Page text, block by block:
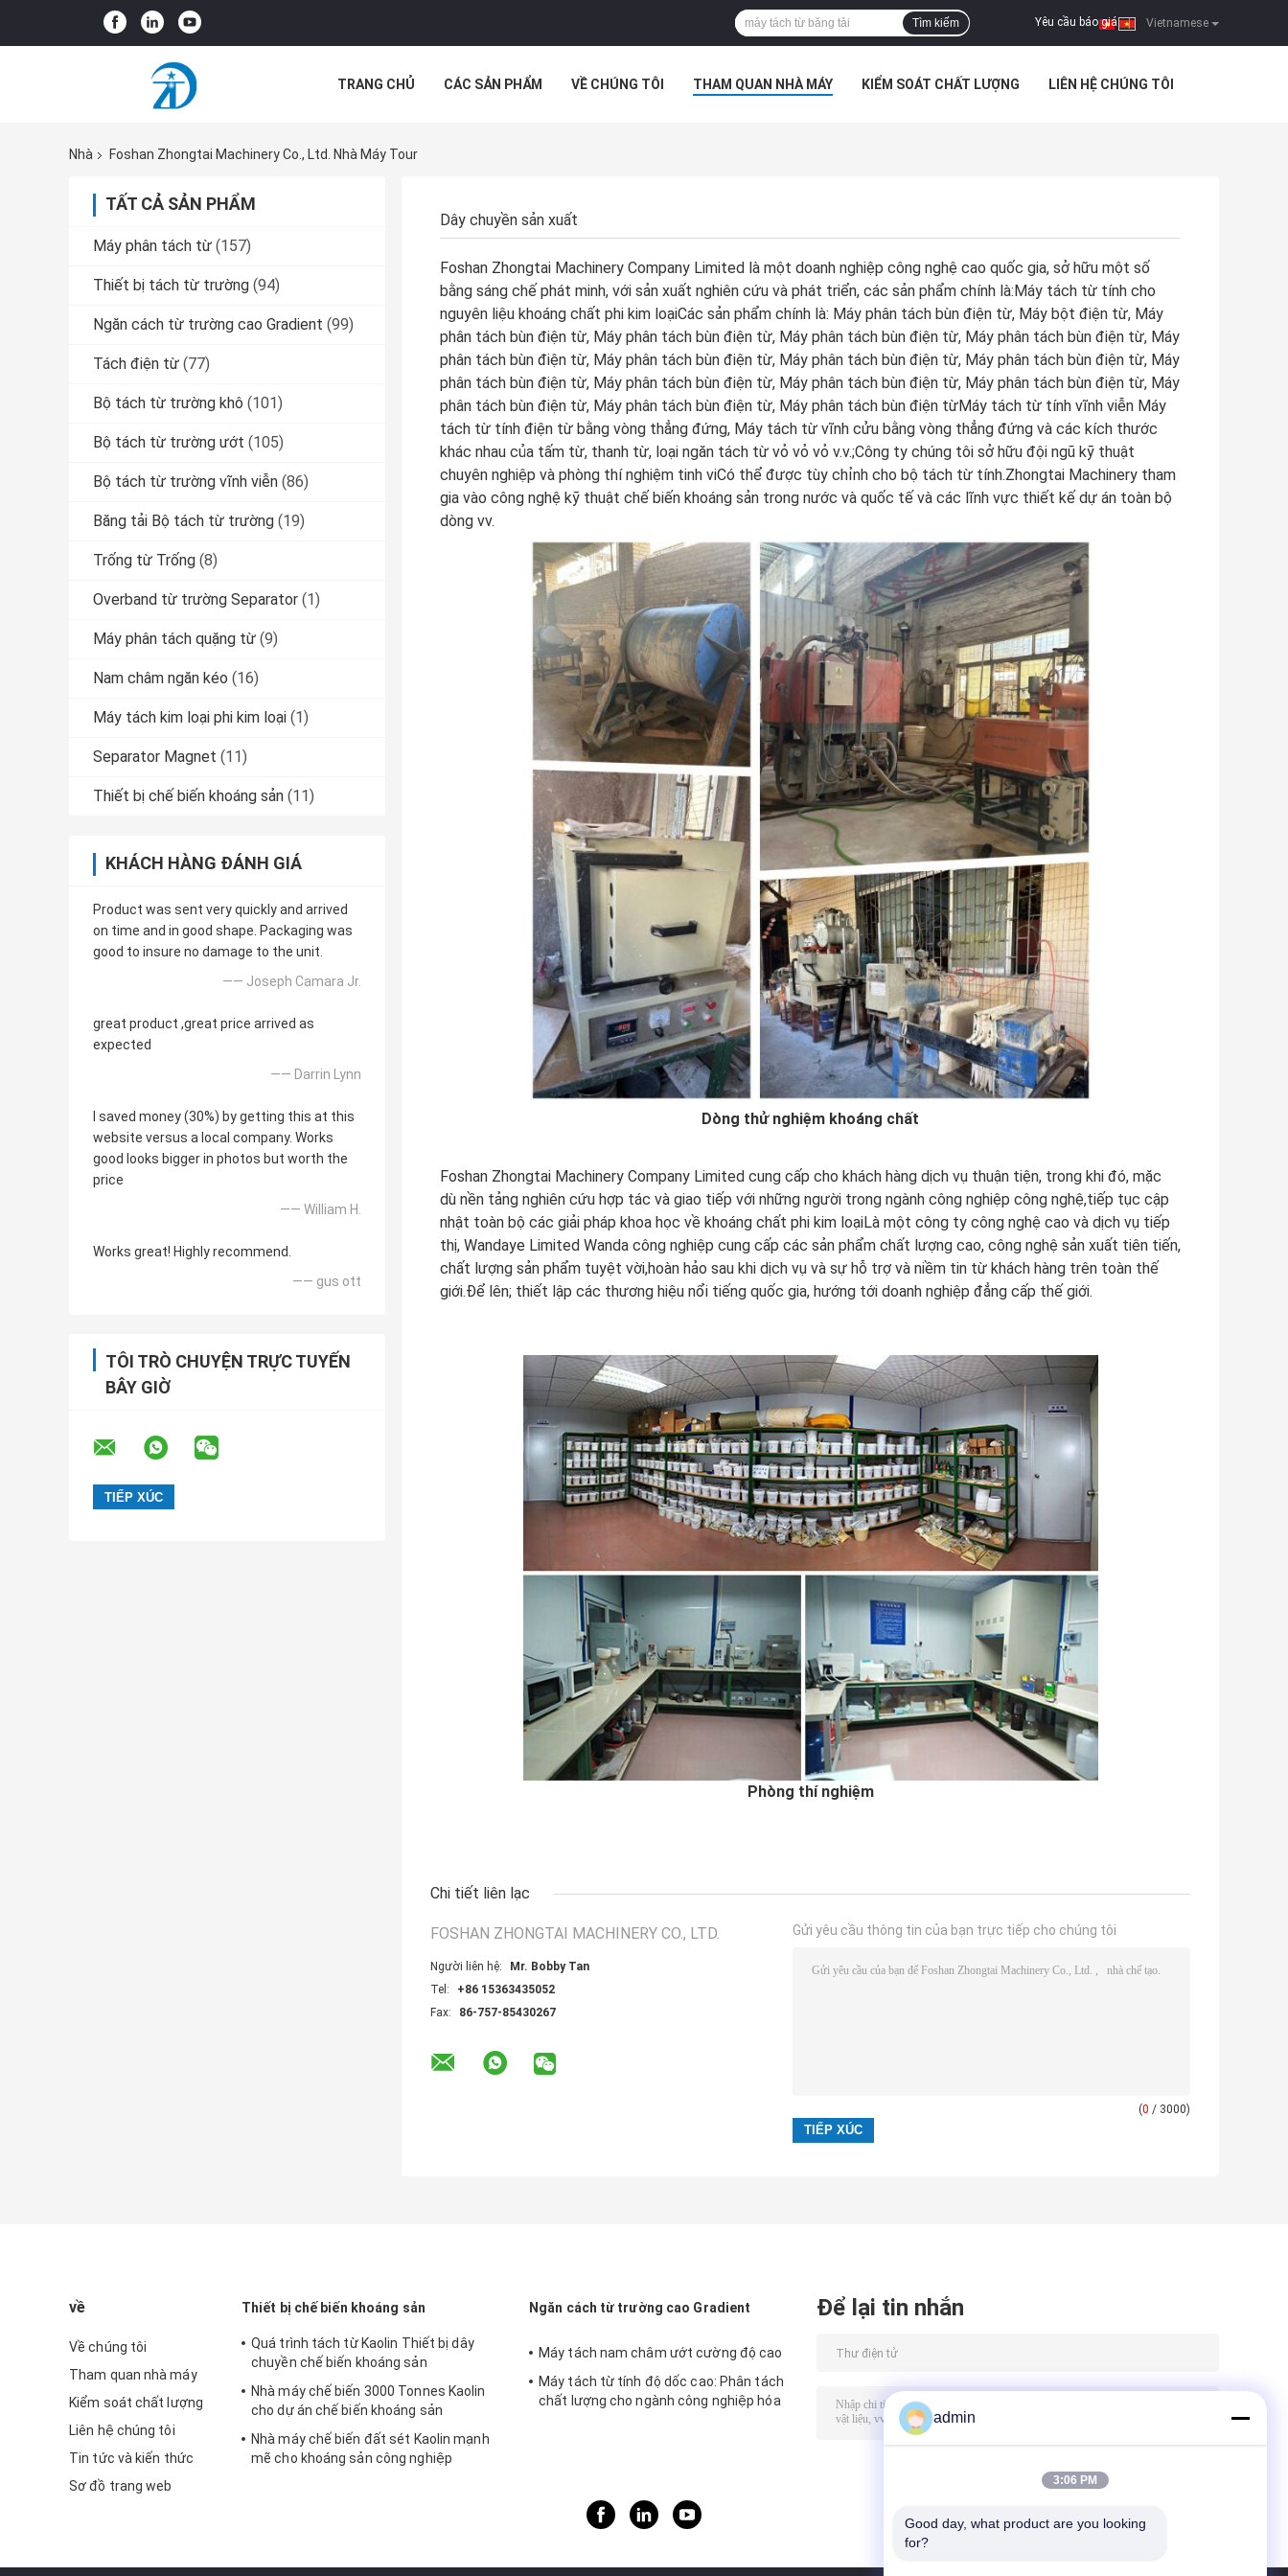
Vietnamese
Yêu cầu báo giá |
Tìm kiếm
TRANG CHỦ CÁC SẢN PHẨM VỀ CHÚNG TÔI THAM QUAN NHÀ MÁY KIỂM SOÁT CHẤT LƯỢNG LIÊN HỆ CHÚNG TÔI
Nhà
Foshan Zhongtai Machinery Co., Ltd. Nhà Máy Tour
TẤT CẢ SẢN PHẨM
Máy phân tách từ (157)
Thiết bị tách từ trường (94)
Ngăn cách từ trường cao Gradient (99)
Tách điện từ (77)
Bộ tách từ trường khô (101)
Bộ tách từ trường ướt (105)
Bộ tách từ trường vĩnh viễn (86)
Băng tải Bộ tách từ trường (19)
Trống từ Trống (8)
Overband từ trường Separator (1)
Máy phân tách quặng từ (9)
Nam châm ngăn kéo (16)
Máy tách kim loại phi kim loại (1)
Separator Magnet (11)
Thiết bị chế biến khoáng sản (11)
KHÁCH HÀNG ĐÁNH GIÁ
Product was sent very quickly and arrived
on time and in good shape. Packaging was
good to insure no damage to the unit.
—— Joseph Camara Jr.
great product ,great price arrived as
expected
—— Darrin Lynn
I saved money (30%) by getting this at this
website versus a local company. Works
good looks bigger in photos but worth the
price
—— William H.
Works great! Highly recommend.
—— gus ott
TÔI TRÒ CHUYỆN TRỰC TUYẾN
BÂY GIỜ
Dây chuyền sản xuất
Foshan Zhongtai Machinery Company Limited là một doanh nghiệp công nghệ cao quốc gia, sở hữu một số
bằng sáng chế phát minh, với sản xuất nghiên cứu và phát triển, các sản phẩm chính là:Máy tách từ tính cho
nguyên liệu khoáng chất phi kim loạiCác sản phẩm chính là: Máy phân tách bùn điện từ, Máy bột điện từ, Máy
phân tách bùn điện từ, Máy phân tách bùn điện từ, Máy phân tách bùn điện từ, Máy phân tách bùn điện từ, Máy
phân tách bùn điện từ, Máy phân tách bùn điện từ, Máy phân tách bùn điện từ, Máy phân tách bùn điện từ, Máy
phân tách bùn điện từ, Máy phân tách bùn điện từ, Máy phân tách bùn điện từ, Máy phân tách bùn điện từ, Máy
phân tách bùn điện từ, Máy phân tách bùn điện từ, Máy phân tách bùn điện từMáy tách từ tính vĩnh viễn Máy
tách từ tính điện từ bằng vòng thẳng đứng, Máy tách từ vĩnh cửu bằng vòng thẳng đứng và các kích thước
khác nhau của tấm từ, thanh từ, loại ngăn tách từ vỏ vỏ vỏ v.v.;Công ty chúng tôi sở hữu đội ngũ kỹ thuật
chuyên nghiệp và phòng thí nghiệm tinh viCó thể được tùy chỉnh cho bộ tách từ tính.Zhongtai Machinery tham
gia vào công nghệ kỹ thuật chế biến khoáng sản trong nước và quốc tế và các lĩnh vực thiết kế dự án toàn bộ
dòng vv.
Dòng thử nghiệm khoáng chất
Foshan Zhongtai Machinery Company Limited cung cấp cho khách hàng dịch vụ thuận tiện, trong khi đó, mặc
dù nền tảng nghiên cứu hợp tác và giao tiếp với những người trong ngành công nghiệp công nghệ,tiếp tục cập
nhật toàn bộ các giải pháp khoa học về khoáng chất phi kim loạiLà một công ty công nghệ cao và dịch vụ tiếp
thị, Wandaye Limited Wanda công nghiệp cung cấp các sản phẩm chất lượng cao, công nghệ sản xuất tiên tiến,
chất lượng sản phẩm tuyệt vời,hoàn hảo sau khi dịch vụ và sự hỗ trợ và niềm tin từ khách hàng trên toàn thế
giới.Để lên; thiết lập các thương hiệu nổi tiếng quốc gia, hướng tới doanh nghiệp đẳng cấp thế giới.
Phòng thí nghiệm
Chi tiết liên lạc
FOSHAN ZHONGTAI MACHINERY CO., LTD.
Người liên hệ:
Mr. Bobby Tan
Tel:
+86 15363435052
Fax:
86-757-85430267
Gửi yêu cầu thông tin của bạn trực tiếp cho chúng tôi
(0 / 3000)
về
Về chúng tôi
Tham quan nhà máy
Kiểm soát chất lượng
Liên hệ chúng tôi
Tin tức và kiến thức
Sơ đồ trang web
Thiết bị chế biến khoáng sản
Quá trình tách từ Kaolin Thiết bị dây
chuyền chế biến khoáng sản
Nhà máy chế biến 3000 Tonnes Kaolin
cho dự án chế biến khoáng sản
Nhà máy chế biến đất sét Kaolin mạnh
mẽ cho khoáng sản công nghiệp
Ngăn cách từ trường cao Gradient
Máy tách nam châm ướt cường độ cao
Máy tách từ tính độ dốc cao: Phân tách
chất lượng cho ngành công nghiệp hóa
Để lại tin nhắn
admin
3:06 PM
Good day, what product are you looking
for?